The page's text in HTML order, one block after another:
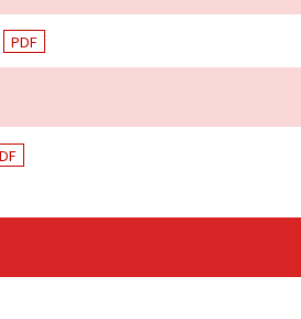
PDF